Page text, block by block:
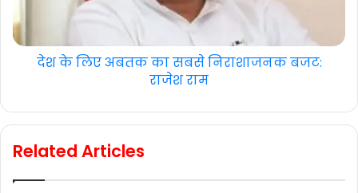
देश के लिए अबतक का सबसे निराशाजनक बजट:
राजेश राम
Related Articles